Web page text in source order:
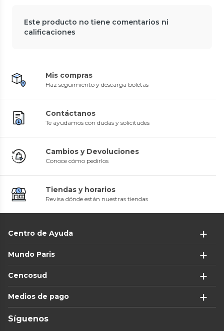
Este producto no tiene comentarios ni
calificaciones
Mis compras
Haz seguimiento y descarga boletas
Contáctanos
Te ayudamos con dudas y solicitudes
Cambios y Devoluciones
Conoce cómo pedirlos
Tiendas y horarios
Revisa dónde están nuestras tiendas
Centro de Ayuda
Mundo Paris
Cencosud
Medios de pago
Síguenos